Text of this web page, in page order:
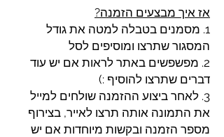
אז איך מבצעים הזמנה?
1. מסמנים בטבלה למטה את גודל
המסגור שתרצו ומוסיפים לסל
2. מפשפשים באתר לראות אם יש עוד
דברים שתרצו להוסיף :)
3. לאחר ביצוע ההזמנה שולחים למייל
את התמונה אותה תרצו לאייר, בצירוף
מספר הזמנה ובקשות מיוחדות אם יש